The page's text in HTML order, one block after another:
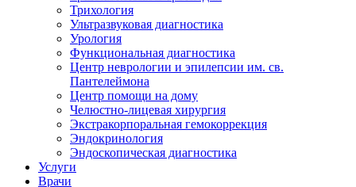
Трихология
Ультразвуковая диагностика
Урология
Функциональная диагностика
Центр неврологии и эпилепсии им. св.
Пантелеймона
Центр помощи на дому
Челюстно-лицевая хирургия
Экстракорпоральная гемокоррекция
Эндокринология
Эндоскопическая диагностика
Услуги
Врачи